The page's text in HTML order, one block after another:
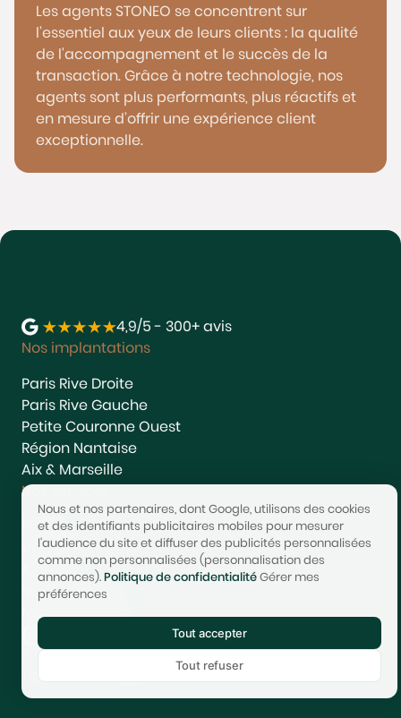
Les agents STONEO se concentrent sur
l’essentiel aux yeux de leurs clients : la qualité
de l'accompagnement et le succès de la
transaction. Grâce à notre technologie, nos
agents sont plus performants, plus réactifs et
en mesure d’offrir une expérience client
exceptionnelle.
4,9/5 - 300+ avis
Nos implantations
Paris Rive Droite
Paris Rive Gauche
Petite Couronne Ouest
Région Nantaise
Aix & Marseille
Nos services
Estimer
Vendre
Acheter
Nous rejoindre
Nous contacter
© 2017-2025 STONEO | Tech & Website powered byAvest
Tarifs
Confidentialité
Nous et nos partenaires, dont Google, utilisons des cookies
et des identifiants publicitaires mobiles pour mesurer
l'audience du site et diffuser des publicités personnalisées
comme non personnalisées (personnalisation des
annonces).Politique de confidentialitéGérer mes
préférences
Tout accepter
Tout refuser